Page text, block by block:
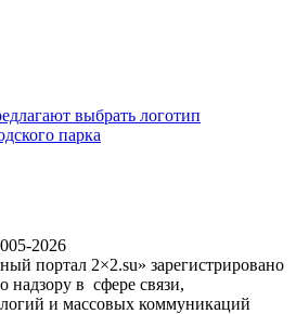
выбрать логотип
парка
2026
портал 2×2.su» зарегистрировано
надзору в сфере связи,
и массовых коммуникаций